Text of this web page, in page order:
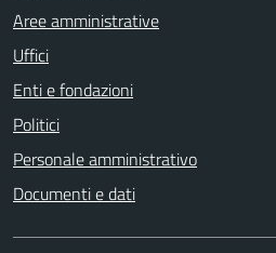
Aree amministrative
Uffici
Enti e fondazioni
Politici
Personale amministrativo
Documenti e dati